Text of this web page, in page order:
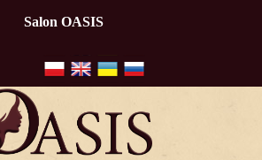
Salon OASIS